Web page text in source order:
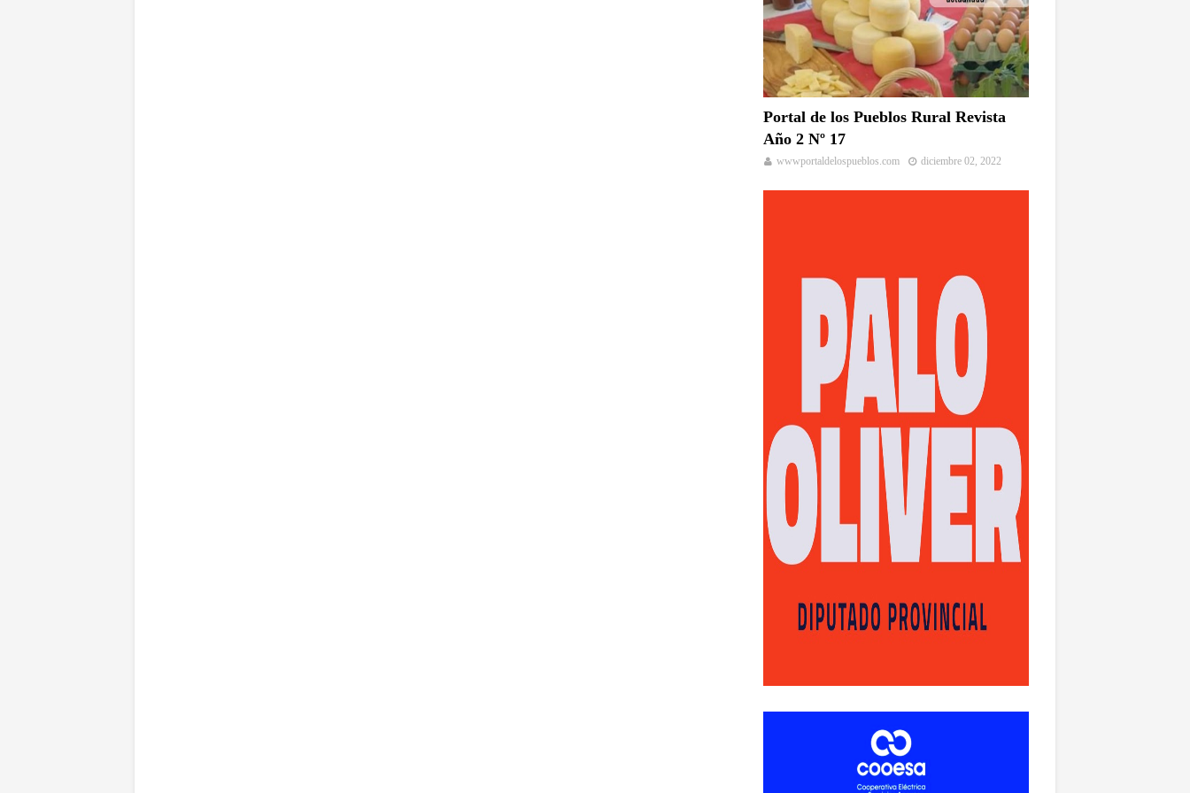
Portal de los Pueblos Rural Revista
Año 2 Nº 17
wwwportaldelospueblos.com diciembre 02, 2022